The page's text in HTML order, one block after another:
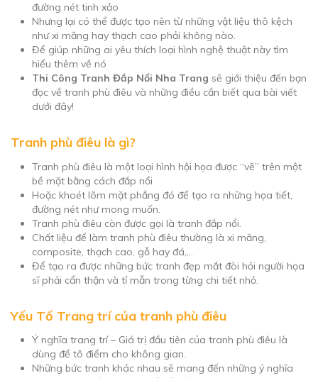
đường nét tinh xảo
Nhưng lại có thể được tạo nên từ những vật liệu thô kệch
như xi măng hay thạch cao phải không nào.
Để giúp những ai yêu thích loại hình nghệ thuật này tìm
hiểu thêm về nó
Thi Công Tranh Đắp Nổi Nha Trang sẽ giới thiệu đến bạn
đọc về tranh phù điêu và những điều cần biết qua bài viết
dưới đây!
Tranh phù điêu là gì?
Tranh phù điêu là một loại hình hội họa được “vẽ” trên một
bề mặt bằng cách đắp nổi
Hoặc khoét lõm mặt phẳng đó để tạo ra những họa tiết,
đường nét như mong muốn.
Tranh phù điêu còn được gọi là tranh đắp nổi.
Chất liệu để làm tranh phù điêu thường là xi măng,
composite, thạch cao, gỗ hay đá,…
Để tạo ra được những bức tranh đẹp mắt đòi hỏi người họa
sĩ phải cẩn thận và tỉ mẫn trong từng chi tiết nhỏ.
Yếu Tố Trang trí của tranh phù điêu
Ý nghĩa trang trí – Giá trị đầu tiên của tranh phù điêu là
dùng để tô điểm cho không gian.
Những bức tranh khác nhau sẽ mang đến những ý nghĩa